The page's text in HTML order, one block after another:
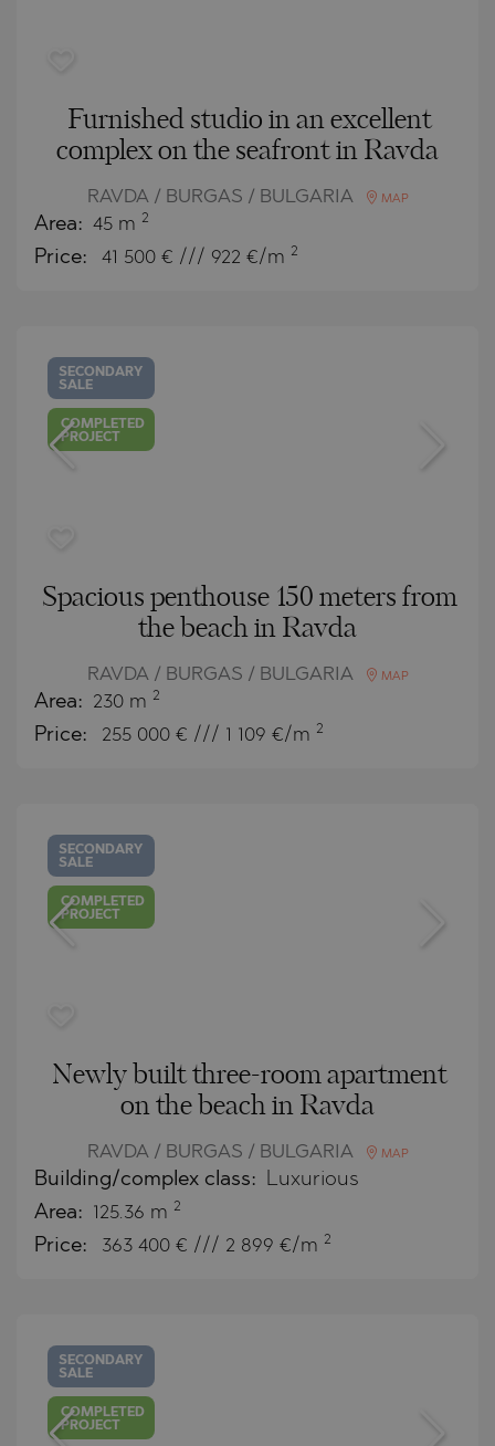
Furnished studio in an excellent
complex on the seafront in Ravda
RAVDA / BURGAS / BULGARIA MAP
Area: 45 m 2
Price: 41 500 € /// 922 €/m 2
SECONDARY
SALE
COMPLETED
PROJECT
Spacious penthouse 150 meters from
the beach in Ravda
RAVDA / BURGAS / BULGARIA MAP
Area: 230 m 2
Price: 255 000 € /// 1 109 €/m 2
SECONDARY
SALE
COMPLETED
PROJECT
Newly built three-room apartment
on the beach in Ravda
RAVDA / BURGAS / BULGARIA MAP
Building/complex class: Luxurious
Area: 125.36 m 2
Price: 363 400 € /// 2 899 €/m 2
SECONDARY
SALE
COMPLETED
PROJECT